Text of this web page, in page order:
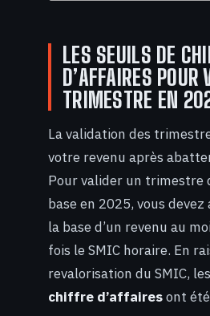
LES SEUILS DE
D’AFFAIRES POUR
TRIMESTRE EN
La validation des
votre revenu après
Pour valider un trimestre
base en 2025, vous
la base d’un revenu au
fois le SMIC horaire. En
revalorisation du SMIC,
chiffre d’affairesont